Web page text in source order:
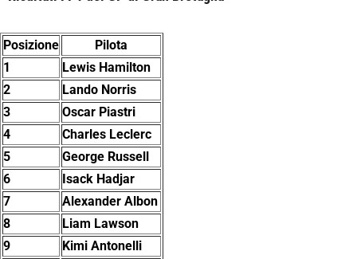
Posizione
Pilota
1
Lewis Hamilton
2
Lando Norris
3
Oscar Piastri
4
Charles Leclerc
5
George Russell
6
Isack Hadjar
7
Alexander Albon
8
Liam Lawson
9
Kimi Antonelli